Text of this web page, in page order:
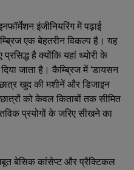
इंजीनियरिंग में पढ़ाई
एक बेहतरीन विकल्प है। यह
है क्योंकि यहां थ्योरी के
जाता है। कैम्ब्रिज में ‘डायसन
खुद की मशीनें और डिजाइन
को केवल किताबों तक सीमित
प्रयोगों के जरिए सीखने का
बेसिक कांसेप्ट और प्रैक्टिकल